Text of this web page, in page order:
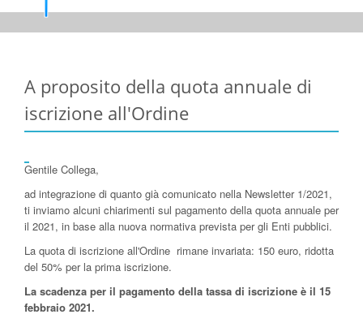
A proposito della quota annuale di
iscrizione all'Ordine
Gentile Collega,
ad integrazione di quanto già comunicato nella Newsletter 1/2021,
ti inviamo alcuni chiarimenti sul pagamento della quota annuale per
il 2021, in base alla nuova normativa prevista per gli Enti pubblici.
La quota di iscrizione all'Ordine rimane invariata: 150 euro, ridotta
del 50% per la prima iscrizione.
La scadenza per il pagamento della tassa di iscrizione è il 15
febbraio 2021.